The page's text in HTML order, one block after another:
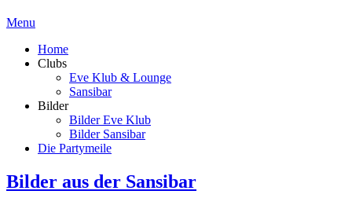
Menu
Home
Clubs
Eve Klub & Lounge
Sansibar
Bilder
Bilder Eve Klub
Bilder Sansibar
Die Partymeile
Bilder aus der Sansibar